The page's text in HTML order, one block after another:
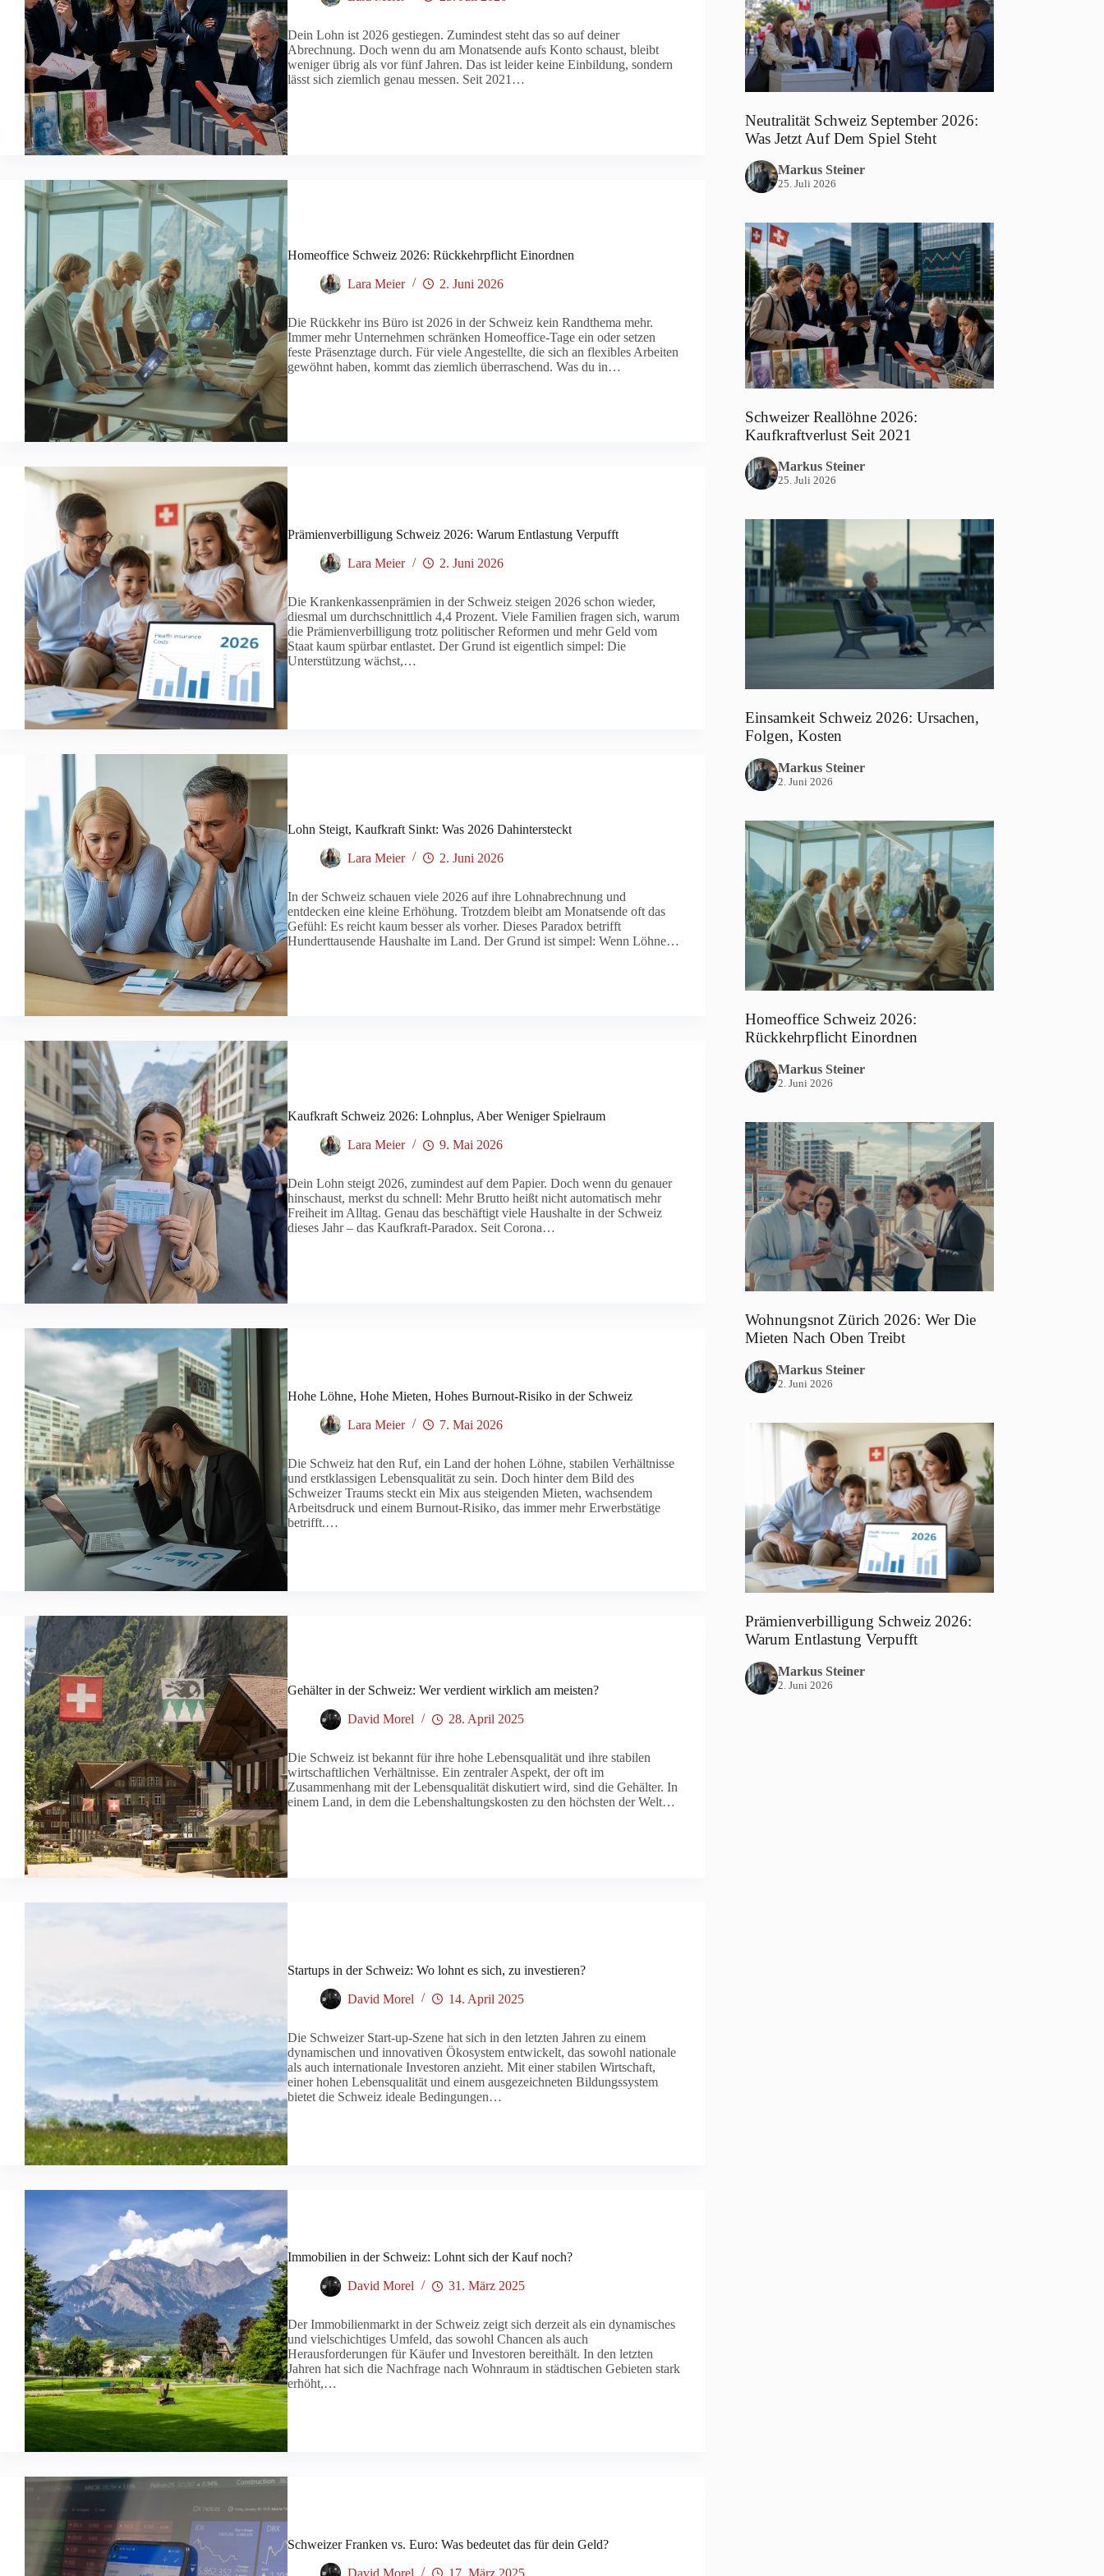
Dein Lohn ist 2026 gestiegen. Zumindest steht das so auf deiner
Abrechnung. Doch wenn du am Monatsende aufs Konto schaust, bleibt
weniger übrig als vor fünf Jahren. Das ist leider keine Einbildung, sondern
lässt sich ziemlich genau messen. Seit 2021…
Homeoffice Schweiz 2026: Rückkehrpflicht Einordnen
Lara Meier 2. Juni 2026
Die Rückkehr ins Büro ist 2026 in der Schweiz kein Randthema mehr.
Immer mehr Unternehmen schränken Homeoffice-Tage ein oder setzen
feste Präsenztage durch. Für viele Angestellte, die sich an flexibles Arbeiten
gewöhnt haben, kommt das ziemlich überraschend. Was du in…
Prämienverbilligung Schweiz 2026: Warum Entlastung Verpufft
Lara Meier 2. Juni 2026
Die Krankenkassenprämien in der Schweiz steigen 2026 schon wieder,
diesmal um durchschnittlich 4,4 Prozent. Viele Familien fragen sich, warum
die Prämienverbilligung trotz politischer Reformen und mehr Geld vom
Staat kaum spürbar entlastet. Der Grund ist eigentlich simpel: Die
Unterstützung wächst,…
Lohn Steigt, Kaufkraft Sinkt: Was 2026 Dahintersteckt
Lara Meier 2. Juni 2026
In der Schweiz schauen viele 2026 auf ihre Lohnabrechnung und
entdecken eine kleine Erhöhung. Trotzdem bleibt am Monatsende oft das
Gefühl: Es reicht kaum besser als vorher. Dieses Paradox betrifft
Hunderttausende Haushalte im Land. Der Grund ist simpel: Wenn Löhne…
Kaufkraft Schweiz 2026: Lohnplus, Aber Weniger Spielraum
Lara Meier 9. Mai 2026
Dein Lohn steigt 2026, zumindest auf dem Papier. Doch wenn du genauer
hinschaust, merkst du schnell: Mehr Brutto heißt nicht automatisch mehr
Freiheit im Alltag. Genau das beschäftigt viele Haushalte in der Schweiz
dieses Jahr – das Kaufkraft-Paradox. Seit Corona…
Hohe Löhne, Hohe Mieten, Hohes Burnout-Risiko in der Schweiz
Lara Meier 7. Mai 2026
Die Schweiz hat den Ruf, ein Land der hohen Löhne, stabilen Verhältnisse
und erstklassigen Lebensqualität zu sein. Doch hinter dem Bild des
Schweizer Traums steckt ein Mix aus steigenden Mieten, wachsendem
Arbeitsdruck und einem Burnout-Risiko, das immer mehr Erwerbstätige
betrifft.…
Gehälter in der Schweiz: Wer verdient wirklich am meisten?
David Morel 28. April 2025
Die Schweiz ist bekannt für ihre hohe Lebensqualität und ihre stabilen
wirtschaftlichen Verhältnisse. Ein zentraler Aspekt, der oft im
Zusammenhang mit der Lebensqualität diskutiert wird, sind die Gehälter. In
einem Land, in dem die Lebenshaltungskosten zu den höchsten der Welt…
Startups in der Schweiz: Wo lohnt es sich, zu investieren?
David Morel 14. April 2025
Die Schweizer Start-up-Szene hat sich in den letzten Jahren zu einem
dynamischen und innovativen Ökosystem entwickelt, das sowohl nationale
als auch internationale Investoren anzieht. Mit einer stabilen Wirtschaft,
einer hohen Lebensqualität und einem ausgezeichneten Bildungssystem
bietet die Schweiz ideale Bedingungen…
Immobilien in der Schweiz: Lohnt sich der Kauf noch?
David Morel 31. März 2025
Der Immobilienmarkt in der Schweiz zeigt sich derzeit als ein dynamisches
und vielschichtiges Umfeld, das sowohl Chancen als auch
Herausforderungen für Käufer und Investoren bereithält. In den letzten
Jahren hat sich die Nachfrage nach Wohnraum in städtischen Gebieten stark
erhöht,…
Schweizer Franken vs. Euro: Was bedeutet das für dein Geld?
David Morel 17. März 2025
Neutralität Schweiz September 2026:
Was Jetzt Auf Dem Spiel Steht
Markus Steiner
25. Juli 2026
Schweizer Reallöhne 2026:
Kaufkraftverlust Seit 2021
Markus Steiner
25. Juli 2026
Einsamkeit Schweiz 2026: Ursachen,
Folgen, Kosten
Markus Steiner
2. Juni 2026
Homeoffice Schweiz 2026:
Rückkehrpflicht Einordnen
Markus Steiner
2. Juni 2026
Wohnungsnot Zürich 2026: Wer Die
Mieten Nach Oben Treibt
Markus Steiner
2. Juni 2026
Prämienverbilligung Schweiz 2026:
Warum Entlastung Verpufft
Markus Steiner
2. Juni 2026